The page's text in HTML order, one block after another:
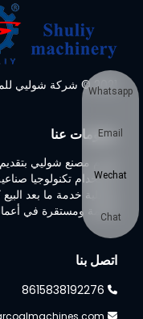
2021 © شركة شوليي للمعدات المحدودة
معلومات عنا
تلتزم مصنع شوليي
باستخدام تكنولوجيا
وعملية خدمة ما بعد
ضخمة ومستقرة في
اتصل بنا
8615838192276
Whatsapp
Email
Wechat
Chat